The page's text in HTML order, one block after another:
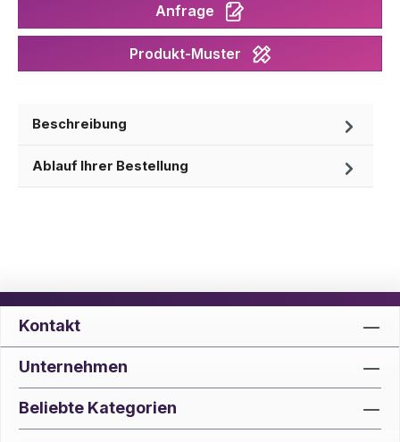
Anfrage
Produkt-Muster
Beschreibung
Ablauf Ihrer Bestellung
Kontakt
Unternehmen
Beliebte Kategorien